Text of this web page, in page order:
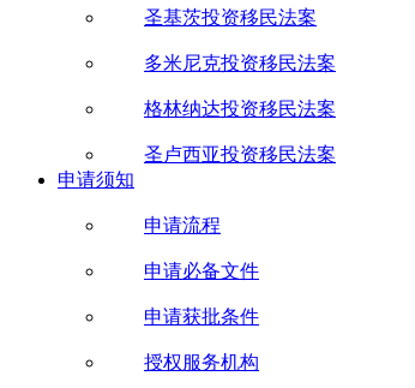
圣基茨投资移民法案
多米尼克投资移民法案
格林纳达投资移民法案
圣卢西亚投资移民法案
申请须知
申请流程
申请必备文件
申请获批条件
授权服务机构